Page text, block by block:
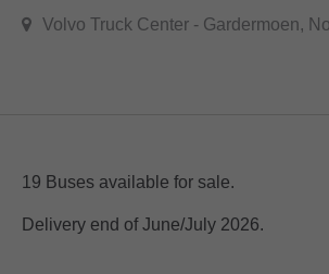
Volvo Truck Center - Gardermoen,
19 Buses available for sale.
Delivery end of June/July 2026.